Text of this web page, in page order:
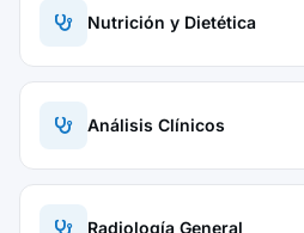
Nutrición y Dietética
Análisis Clínicos
Radiología General